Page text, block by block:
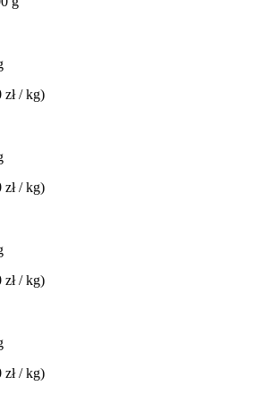
zł / kg)
zł / kg)
zł / kg)
zł / kg)